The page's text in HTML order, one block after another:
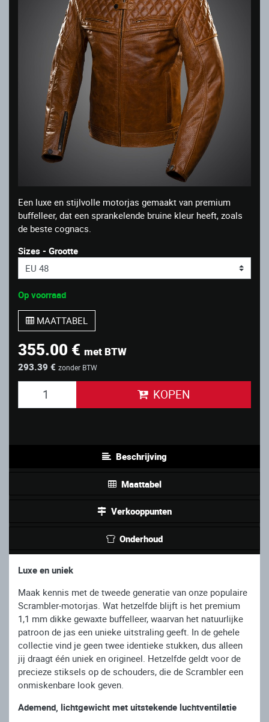
Een luxe en stijlvolle motorjas gemaakt van premium
buffelleer, dat een sprankelende bruine kleur heeft, zoals
de beste cognacs.
Sizes - Grootte
Op voorraad
MAATTABEL
355.00 € met BTW
293.39 € zonder BTW
KOPEN
Beschrijving
Maattabel
Verkooppunten
Onderhoud
Luxe en uniek
Maak kennis met de tweede generatie van onze populaire
Scrambler-motorjas. Wat hetzelfde blijft is het premium
1,1 mm dikke gewaxte buffelleer, waarvan het natuurlijke
patroon de jas een unieke uitstraling geeft. In de gehele
collectie vind je geen twee identieke stukken, dus alleen
jij draagt één uniek en origineel. Hetzelfde geldt voor de
precieze stiksels op de schouders, die de Scrambler een
onmiskenbare look geven.
Ademend, lichtgewicht met uitstekende luchtventilatie